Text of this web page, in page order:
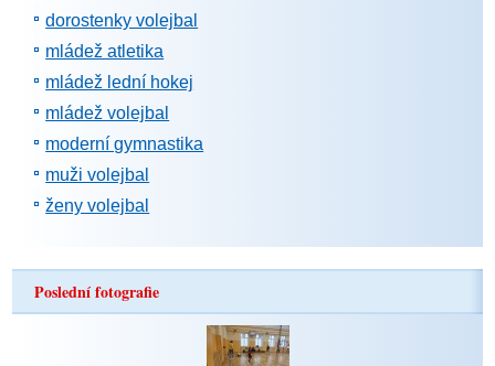
dorostenky volejbal
mládež atletika
mládež lední hokej
mládež volejbal
moderní gymnastika
muži volejbal
ženy volejbal
Poslední fotografie